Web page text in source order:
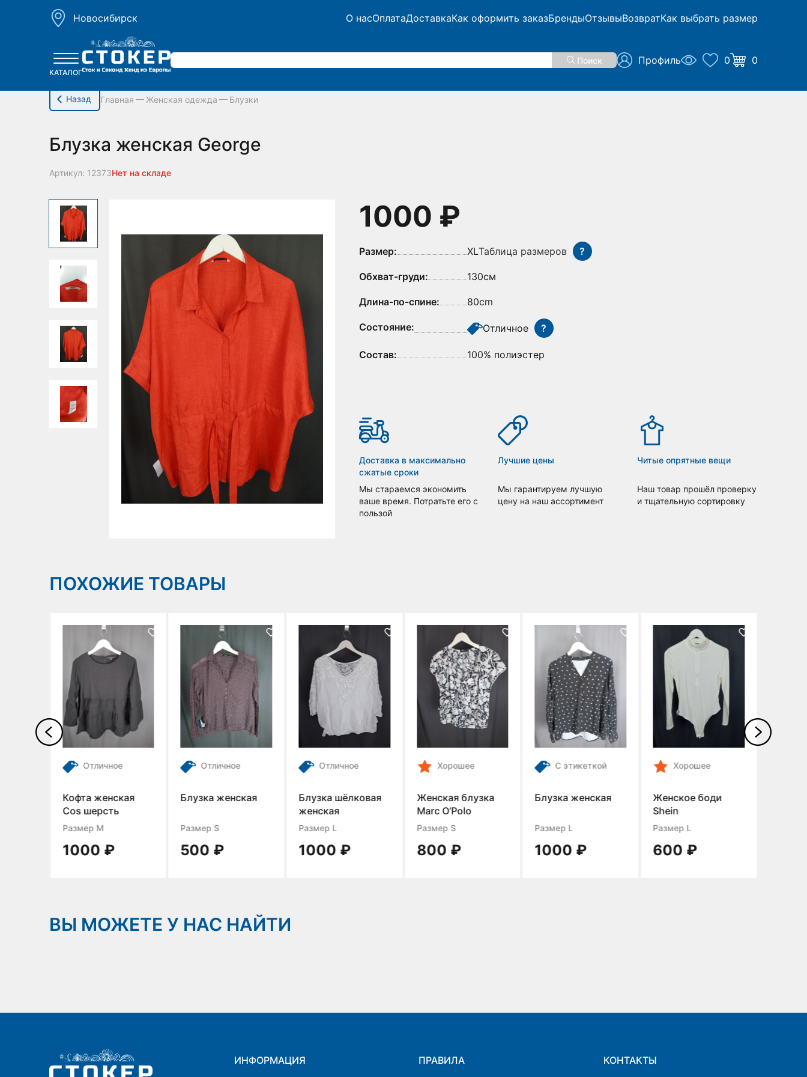
hello_elementor_body_open();
Новосибирск
О насОплатаДоставкаКак оформить заказБрендыОтзывыВозвратКак выбрать размер
КАТАЛОГ
Поиск Профиль 0 0
Назад Главная Женская одежда Блузки
Блузка женская George
Артикул: 12373Нет на складе
1000 ₽
Размер: XLТаблица размеров ?
Обхват-груди: 130см
Длина-по-спине: 80cm
Состояние: Отличное ?
Состав: 100% полиэстер
Доставка в максимально
сжатые сроки
Мы стараемся экономить
ваше время. Потратьте его с
пользой
Лучшие цены
Мы гарантируем лучшую
цену на наш ассортимент
Читые опрятные вещи
Наш товар прошёл проверку
и тщательную сортировку
ПОХОЖИЕ ТОВАРЫ
Отличное
Кофта женская
Cos шерсть
Размер M
1000 ₽
Отличное
Блузка женская
Размер S
500 ₽
Отличное
Блузка шёлковая
женская
Размер L
1000 ₽
Хорошее
Женская блузка
Marc O’Polo
Размер S
800 ₽
С этикеткой
Блузка женская
Размер L
1000 ₽
Хорошее
Женское боди
Shein
Размер L
600 ₽
ВЫ МОЖЕТЕ У НАС НАЙТИ
ИНФОРМАЦИЯ ПРАВИЛА КОНТАКТЫ